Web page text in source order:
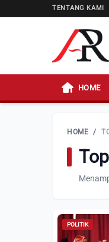
TENTANG KAMI
HOME
HOME /
POLITIK